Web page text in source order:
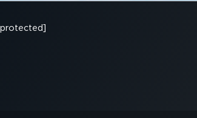
protected]